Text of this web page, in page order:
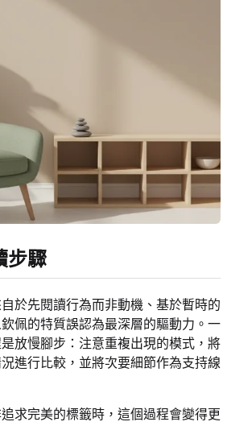
步驟
於先閱讀行為而非動機、基於暫時的
佩的特質誤認為最深層的驅動力。一
放慢腳步：注意重複出現的模式，將
進行比較，並將次要細節作為支持線
求完美的標籤時，這個過程會變得更